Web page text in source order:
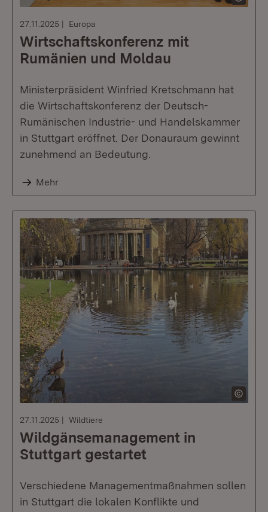
27.11.2025 Europa
Wirtschaftskonferenz mit
Rumänien und Moldau
Ministerpräsident Winfried Kretschmann hat
die Wirtschaftskonferenz der Deutsch-
Rumänischen Industrie- und Handelskammer
in Stuttgart eröffnet. Der Donauraum gewinnt
zunehmend an Bedeutung.
Mehr
27.11.2025 Wildtiere
Wildgänsemanagement in
Stuttgart gestartet
Verschiedene Managementmaßnahmen sollen
in Stuttgart die lokalen Konflikte und